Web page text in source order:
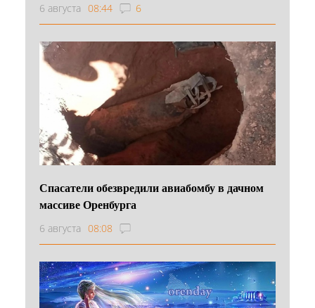
6 августа 08:44 6
Спасатели обезвредили авиабомбу в дачном
массиве Оренбурга
6 августа 08:08